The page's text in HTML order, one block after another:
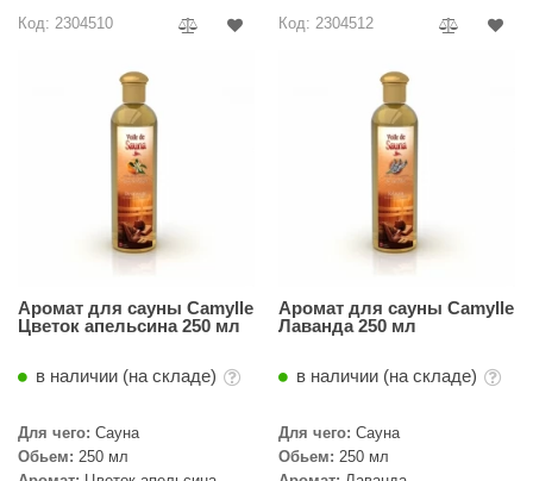
Код: 2304510
Аромат для сауны Camylle
Цветок апельсина 250 мл
в наличии (на складе)
Для чего: Сауна
Обьем: 250 мл
Код: 2304512
Аромат для сауны Camylle
Лаванда 250 мл
в наличии (на складе)
Для чего: Сауна
Обьем: 250 мл